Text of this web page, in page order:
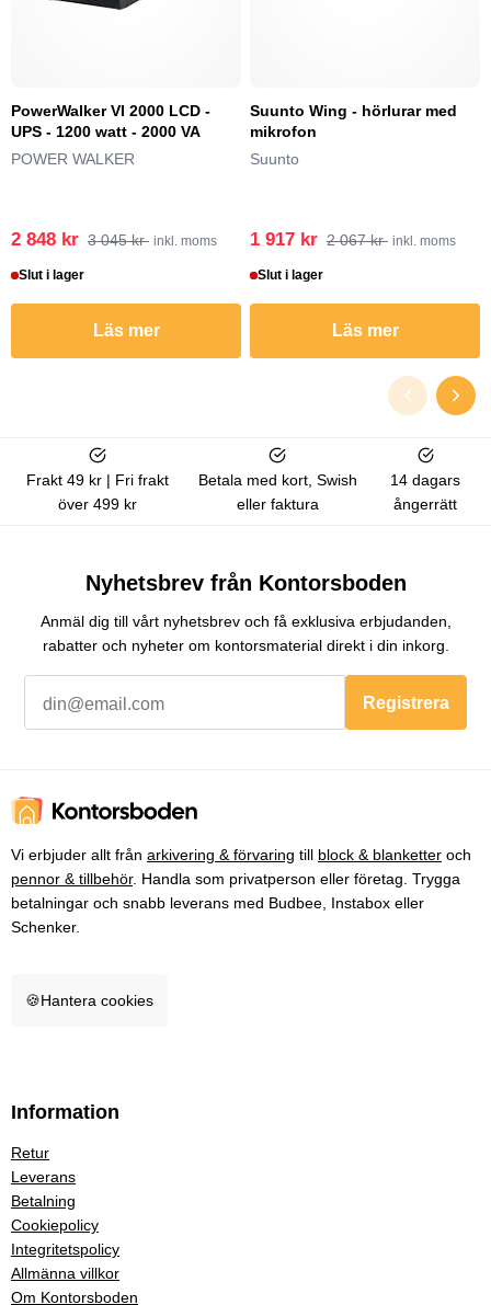
PowerWalker VI 2000 LCD -
UPS - 1200 watt - 2000 VA
POWER WALKER
2 848 kr 3 045 kr inkl. moms
Slut i lager
Läs mer
Suunto Wing - hörlurar med
mikrofon
Suunto
1 917 kr 2 067 kr inkl. moms
Slut i lager
Läs mer
Frakt 49 kr | Fri frakt
över 499 kr
Betala med kort, Swish
eller faktura
14 dagars
ångerrätt
Nyhetsbrev från Kontorsboden
Anmäl dig till vårt nyhetsbrev och få exklusiva erbjudanden,
rabatter och nyheter om kontorsmaterial direkt i din inkorg.
Registrera
Vi erbjuder allt från arkivering & förvaring till block & blanketter och
pennor & tillbehör. Handla som privatperson eller företag. Trygga
betalningar och snabb leverans med Budbee, Instabox eller
Schenker.
🍪Hantera cookies
Information
Retur
Leverans
Betalning
Cookiepolicy
Integritetspolicy
Allmänna villkor
Om Kontorsboden